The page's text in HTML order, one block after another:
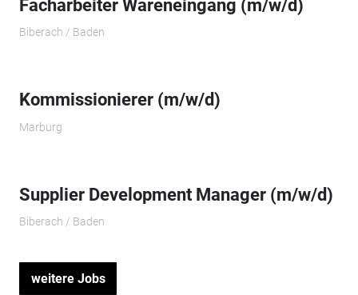
Facharbeiter Wareneingang (m/w/d)
Biberach / Baden
Kommissionierer (m/w/d)
Marburg
Supplier Development Manager (m/w/d)
Biberach / Baden
weitere Jobs